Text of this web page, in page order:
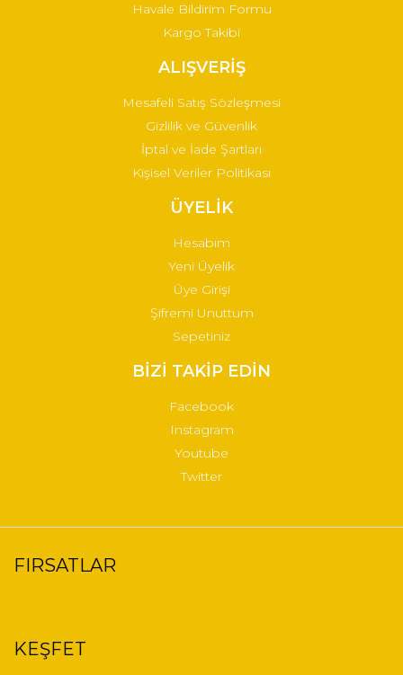
Havale Bildirim Formu
Kargo Takibi
ALIŞVERİŞ
Mesafeli Satış Sözleşmesi
Gizlilik ve Güvenlik
İptal ve İade Şartları
Kişisel Veriler Politikası
ÜYELİK
Hesabım
Yeni Üyelik
Üye Girişi
Şifremi Unuttum
Sepetiniz
BİZİ TAKİP EDİN
Facebook
Instagram
Youtube
Twitter
FIRSATLAR
KEŞFET